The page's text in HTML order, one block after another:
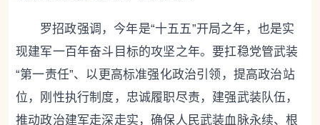
罗招政强调，今年是“十五五”开局之年，也是实
现建军一百年奋斗目标的攻坚之年。 要扛稳党管武装
“第一责任”、以更高标准强化政治引领， 提高政治站
位，刚性执行制度，忠诚履职尽责，建强武装队伍，
推动政治建军走深走实，确保人民武装血脉永续、根